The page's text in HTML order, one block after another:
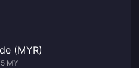
(MYR)
MY